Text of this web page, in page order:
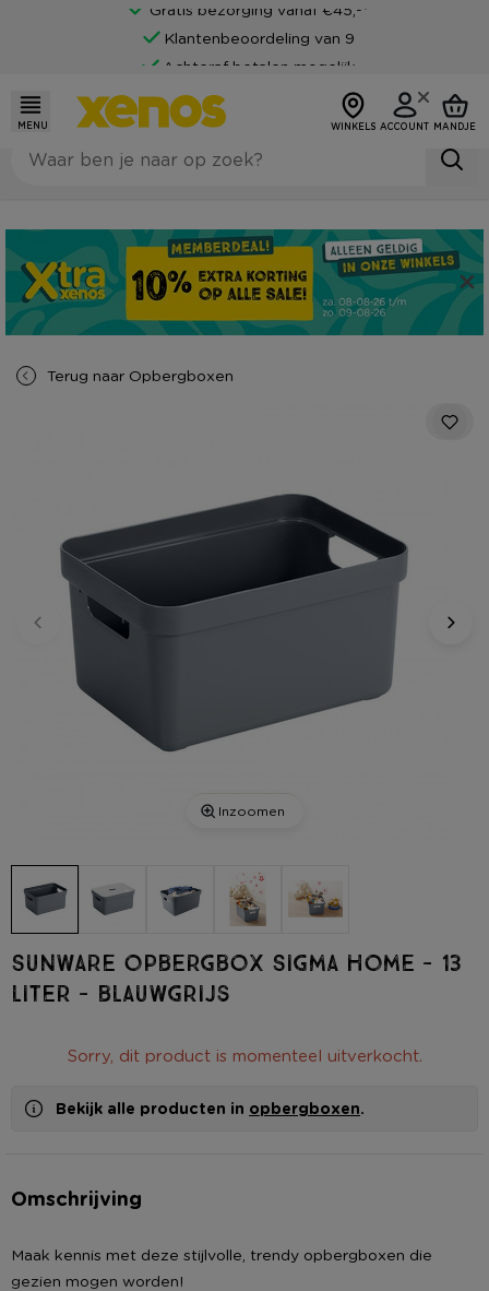
Gratis bezorging vanaf €45,-*
Klantenbeoordeling van 9
Achteraf betalen mogelijk
MENU WINKELS ACCOUNT MANDJE
Terug naar Opbergboxen
Inzoomen
Sunware opbergbox Sigma home - 13
liter - blauwgrijs
Sorry, dit product is momenteel uitverkocht.
Bekijk alle producten in opbergboxen.
Omschrijving
Maak kennis met deze stijlvolle, trendy opbergboxen die
gezien mogen worden!